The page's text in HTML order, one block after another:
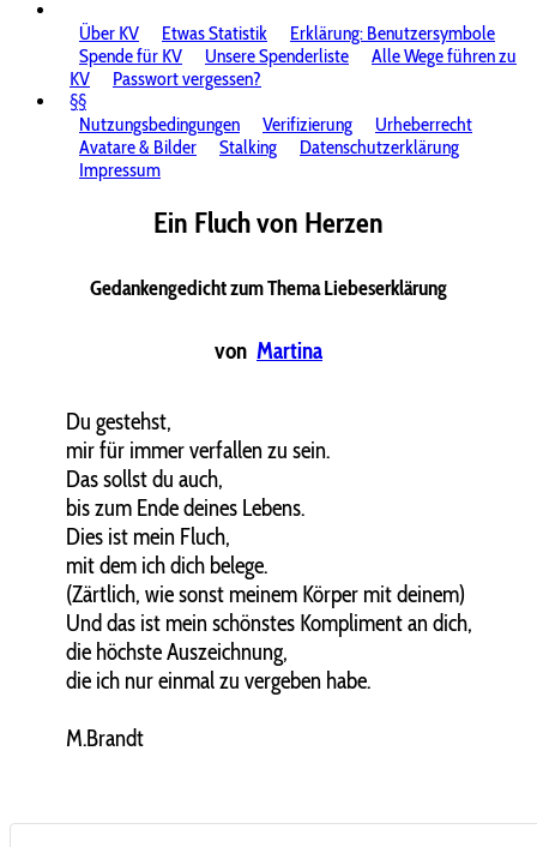
Über KV
Etwas Statistik
Erklärung: Benutzersymbole
Spende für KV
Unsere Spenderliste
Alle Wege führen zu
KV
Passwort vergessen?
§§
Nutzungsbedingungen
Verifizierung
Urheberrecht
Avatare & Bilder
Stalking
Datenschutzerklärung
Impressum
Ein Fluch von Herzen
Gedankengedicht zum Thema Liebeserklärung
von Martina
Du gestehst,
mir für immer verfallen zu sein.
Das sollst du auch,
bis zum Ende deines Lebens.
Dies ist mein Fluch,
mit dem ich dich belege.
(Zärtlich, wie sonst meinem Körper mit deinem)
Und das ist mein schönstes Kompliment an dich,
die höchste Auszeichnung,
die ich nur einmal zu vergeben habe.
M.Brandt